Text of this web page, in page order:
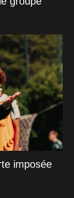
imposée